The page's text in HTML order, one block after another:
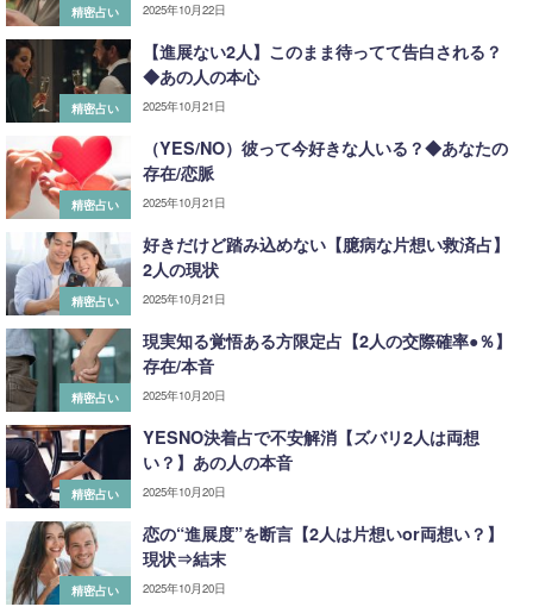
精密占い 2025年10月22日
精密占い
【進展ない2人】このまま待ってて告白される？
◆あの人の本心
2025年10月21日
精密占い
（YES/NO）彼って今好きな人いる？◆あなたの
存在/恋脈
2025年10月21日
精密占い
好きだけど踏み込めない【臆病な片想い救済占】
2人の現状
2025年10月21日
精密占い
現実知る覚悟ある方限定占【2人の交際確率●％】
存在/本音
2025年10月20日
精密占い
YESNO決着占で不安解消【ズバリ2人は両想
い？】あの人の本音
2025年10月20日
精密占い
恋の“進展度”を断言【2人は片想いor両想い？】
現状⇒結末
2025年10月20日